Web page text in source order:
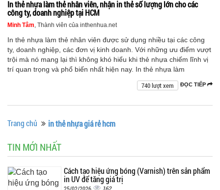
In thẻ nhựa làm thẻ nhân viên, nhận in thẻ số lượng lớn cho các
công ty, doanh nghiệp tại HCM
Minh Tâm, Thành viên của inthenhua.net
In thẻ nhựa làm thẻ nhân viên được sử dụng nhiều tại các công
ty, doanh nghiệp, các đơn vị kinh doanh. Với những ưu điểm vượt
trội mà nó mang lại thì không khó hiểu khi thẻ nhựa chiếm lĩnh vị
trí quan trọng và phổ biến nhất hiện nay. In thẻ nhựa làm
ĐỌC TIẾP
740 lượt xem
Trang chủ in thẻ nhựa giá rẻ hcm
TIN MỚI NHẤT
Cách tạo hiệu ứng bóng (Varnish) trên sản phẩm
in UV để tăng giá trị